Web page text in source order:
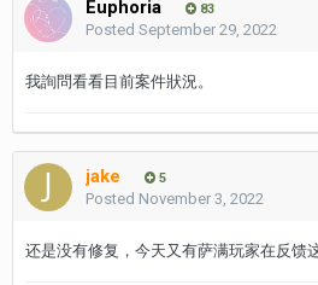
Euphoria 83
Posted September 29, 2022
我詢問看看目前案件狀況。
jake 5
Posted November 3, 2022
还是没有修复，今天又有萨满玩家在反馈